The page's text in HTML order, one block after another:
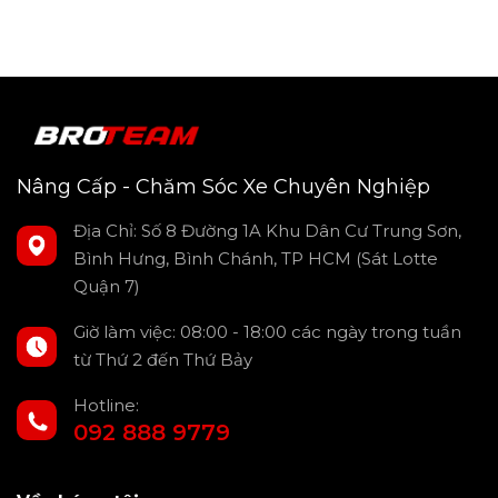
Volkswagen Viloran đầy màu sắc, tạo điểm nhấn sang trọng,
hiện đại cho không gian nội thất Volkswagen Viloran 2024.
khẳng định đẳng cấp và cá tính của chủ sở hữu.
LED viền nội thất cho Volkswagen Viloran -
Tạo bầu không khí theo tâm trạng
Nâng Cấp - Chăm Sóc Xe Chuyên Nghiệp
Địa Chỉ: Số 8 Đường 1A Khu Dân Cư Trung Sơn,
Bình Hưng, Bình Chánh, TP HCM (Sát Lotte
Quận 7)
Giờ làm việc: 08:00 - 18:00 các ngày trong tuần
từ Thứ 2 đến Thứ Bảy
Hotline:
092 888 9779